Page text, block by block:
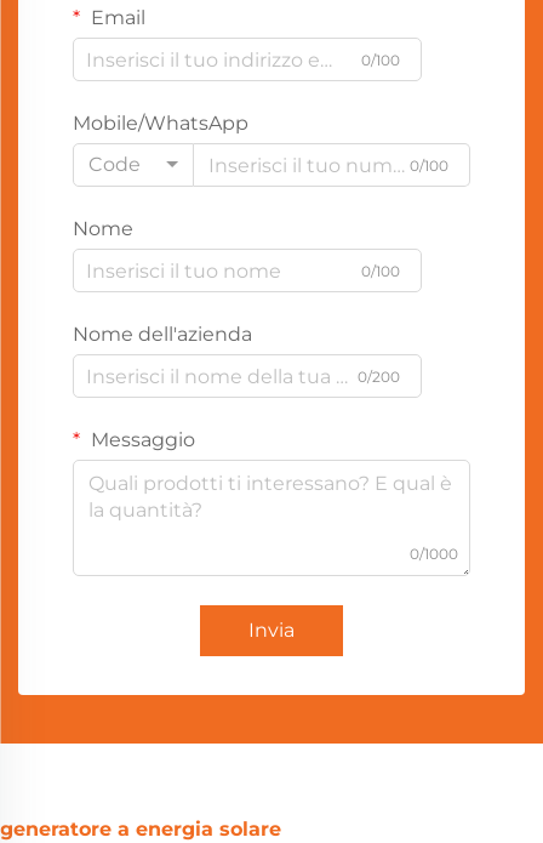
Email
0/100
Mobile/WhatsApp
Code
0/100
Nome
0/100
Nome dell'azienda
0/200
Messaggio
0/1000
Invia
generatore a energia solare